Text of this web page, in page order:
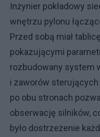
Inżynier pokładowy
wnętrzu pylonu
Przed sobą miał
pokazującymi
rozbudowany system
i zaworów sterujących
po obu stronach
obserwację silników,
było dostrzeżenie